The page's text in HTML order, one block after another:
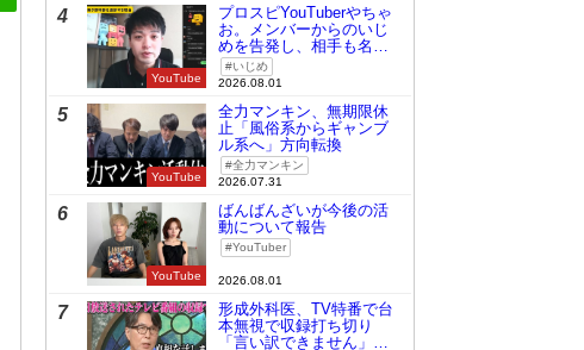
4
YouTube
プロスピYouTuberやちゃ
お。メンバーからのいじ
めを告発し、相手も名指
しで批判
いじめ
2026.08.01
5
YouTube
全力マンキン、無期限休
止「風俗系からギャンブ
ル系へ」方向転換
全力マンキン
2026.07.31
6
YouTube
ばんばんざいが今後の活
動について報告
YouTuber
2026.08.01
7
形成外科医、TV特番で台
本無視で収録打ち切り
「言い訳できません」と